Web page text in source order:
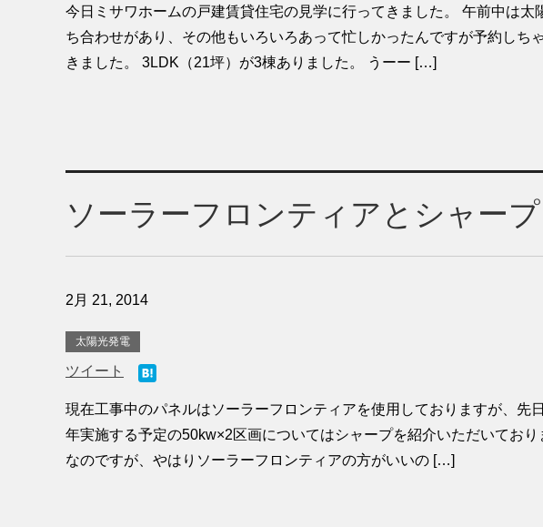
今日ミサワホームの戸建賃貸住宅の見学に行ってきました。 午前中は太
ち合わせがあり、その他もいろいろあって忙しかったんですが予約しち
きました。 3LDK（21坪）が3棟ありました。 うーー […]
ソーラーフロンティアとシャープ
2月 21, 2014
太陽光発電
ツイート
現在工事中のパネルはソーラーフロンティアを使用しておりますが、先
年実施する予定の50kw×2区画についてはシャープを紹介いただいており
なのですが、やはりソーラーフロンティアの方がいいの […]